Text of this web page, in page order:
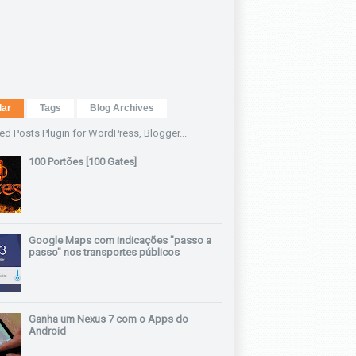
Tags Blog Archives
100 Portões [100 Gates]
Google Maps com indicações "passo a
passo" nos transportes públicos
Ganha um Nexus 7 com o Apps do
Android